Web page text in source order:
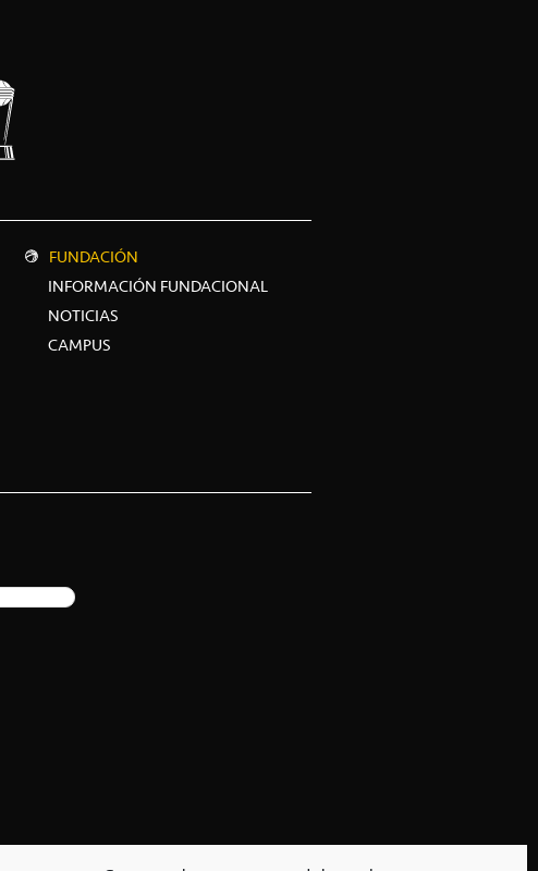
FUNDACIÓN
INFORMACIÓN FUNDACIONAL
NOTICIAS
CAMPUS